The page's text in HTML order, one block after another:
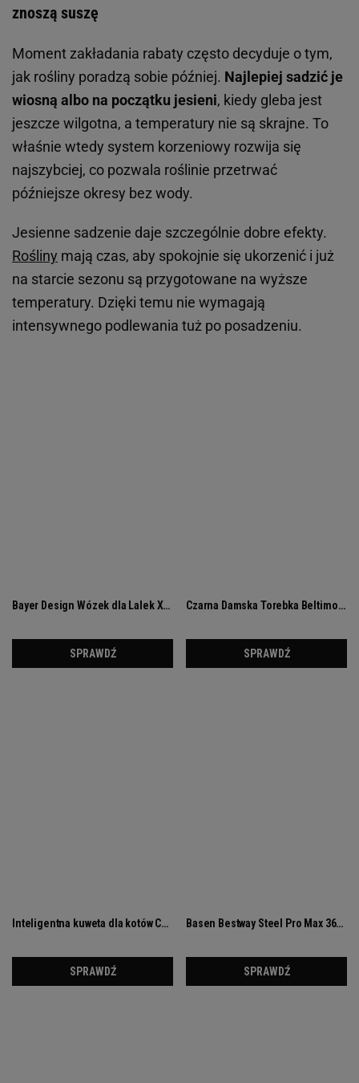
znoszą suszę
Moment zakładania rabaty często decyduje o tym,
jak rośliny poradzą sobie później. Najlepiej sadzić je
wiosną albo na początku jesieni, kiedy gleba jest
jeszcze wilgotna, a temperatury nie są skrajne. To
właśnie wtedy system korzeniowy rozwija się
najszybciej, co pozwala roślinie przetrwać
późniejsze okresy bez wody.
Jesienne sadzenie daje szczególnie dobre efekty.
Rośliny mają czas, aby spokojnie się ukorzenić i już
na starcie sezonu są przygotowane na wyższe
temperatury. Dzięki temu nie wymagają
intensywnego podlewania tuż po posadzeniu.